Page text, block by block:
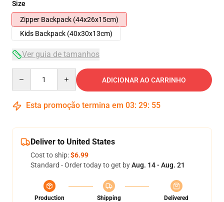
Size
Zipper Backpack (44x26x15cm)
Kids Backpack (40x30x13cm)
Ver guia de tamanhos
ADICIONAR AO CARRINHO
Esta promoção termina em 03: 29: 54
Deliver to United States
Cost to ship:$6.99
Standard - Order today to get byAug. 14 - Aug. 21
Production
Shipping
Delivered